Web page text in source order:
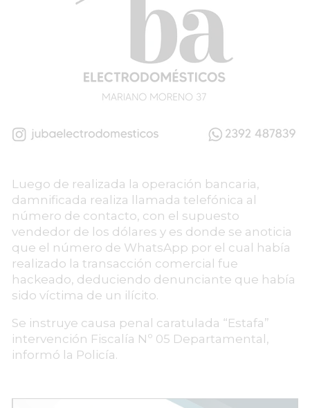
Luego de realizada la operación bancaria,
damnificada realiza llamada telefónica al
número de contacto, con el supuesto
vendedor de los dólares y es donde se anoticia
que el número de WhatsApp por el cual había
realizado la transacción comercial fue
hackeado, deduciendo denunciante que había
sido víctima de un ilícito.
Se instruye causa penal caratulada “Estafa”
intervención Fiscalía Nº 05 Departamental,
informó la Policía.